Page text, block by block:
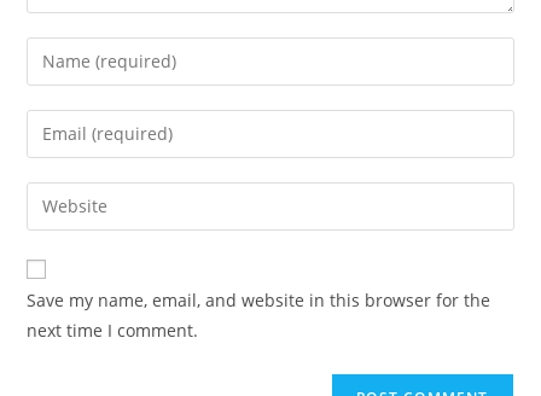
Save my name, email, and website in this browser for the
next time I comment.